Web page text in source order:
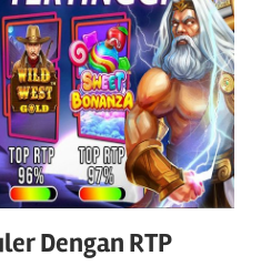
Dengan RTP